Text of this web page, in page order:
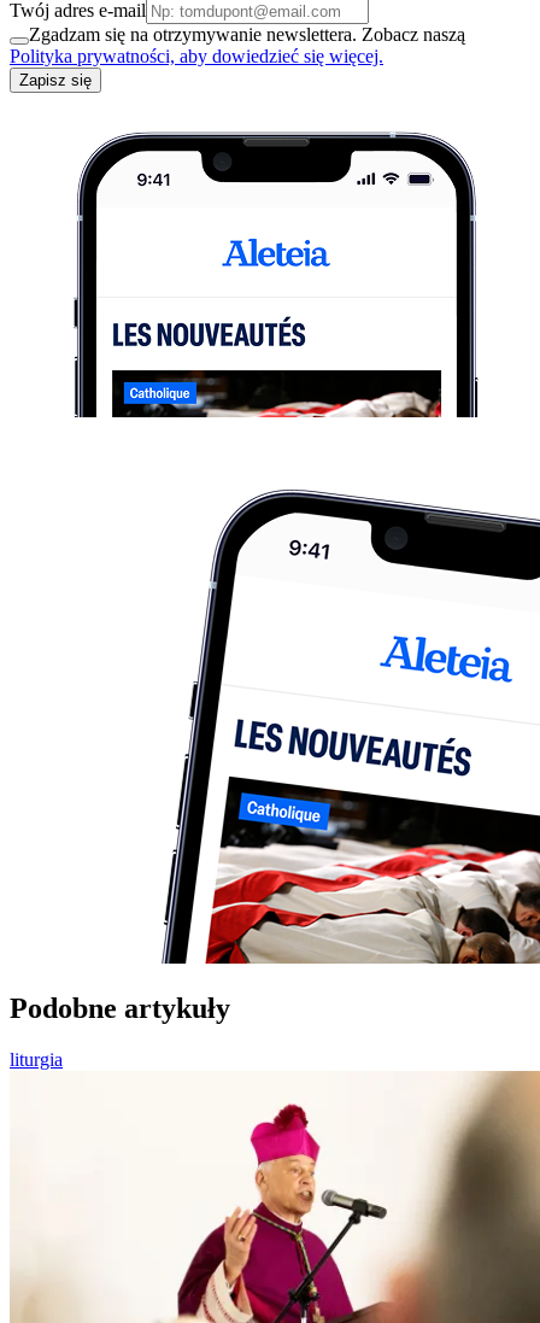
Twój adres e-mail
Zgadzam się na otrzymywanie newslettera. Zobacz naszą
Polityka prywatności, aby dowiedzieć się więcej.
Zapisz się
Podobne artykuły
liturgia